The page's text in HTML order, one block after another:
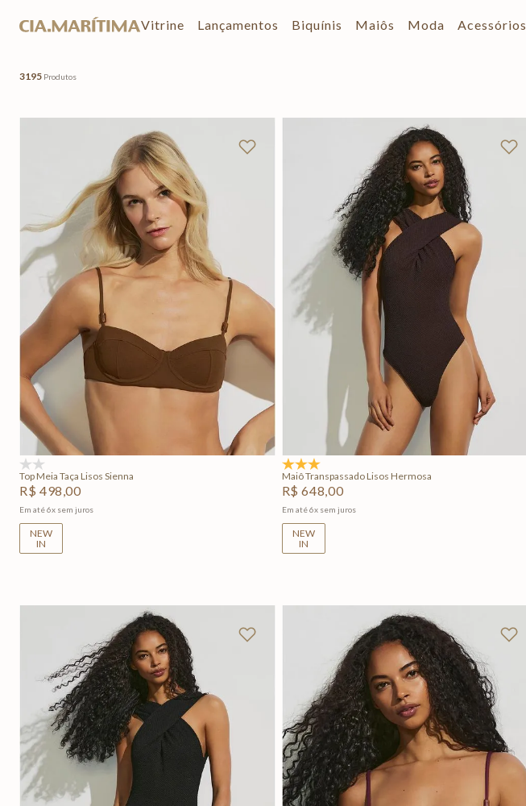
Vitrine Lançamentos Biquínis Maiôs Moda Acessórios
3195 Produtos
M G GG
Top Meia Taça Lisos Sienna
R$ 498,00
Em até6x sem juros
NEW
IN
M GG
Adicionar na sacola
Maiô Transpassado Lisos Hermosa
R$ 648,00
Em até6x sem juros
NEW
IN